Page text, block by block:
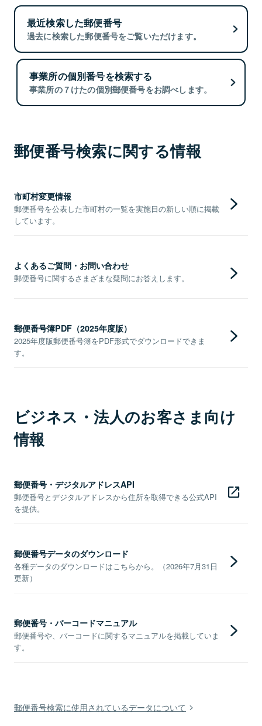
最近検索した郵便番号
過去に検索した郵便番号をご覧いただけます。
事業所の個別番号を検索する
事業所の７けたの個別郵便番号をお調べします。
郵便番号検索に関する情報
市町村変更情報
郵便番号を公表した市町村の一覧を実施日の新しい順に掲載
しています。
よくあるご質問・お問い合わせ
郵便番号に関するさまざまな疑問にお答えします。
郵便番号簿PDF（2025年度版）
2025年度版郵便番号簿をPDF形式でダウンロードできま
す。
ビジネス・法人のお客さま向け
情報
郵便番号・デジタルアドレスAPI
郵便番号とデジタルアドレスから住所を取得できる公式API
を提供。
郵便番号データのダウンロード
各種データのダウンロードはこちらから。（2026年7月31日
更新）
郵便番号・バーコードマニュアル
郵便番号や、バーコードに関するマニュアルを掲載していま
す。
郵便番号検索に使用されているデータについて